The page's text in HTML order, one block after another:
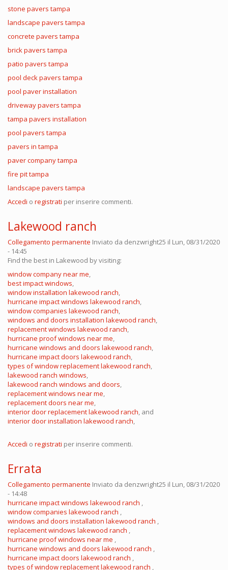
stone pavers tampa
landscape pavers tampa
concrete pavers tampa
brick pavers tampa
patio pavers tampa
pool deck pavers tampa
pool paver installation
driveway pavers tampa
tampa pavers installation
pool pavers tampa
pavers in tampa
paver company tampa
fire pit tampa
landscape pavers tampa
Accedi o registrati per inserire commenti.
Lakewood ranch
Collegamento permanente Inviato da denzwright25 il Lun, 08/31/2020
- 14:45
Find the best in Lakewood by visiting:
window company near me,
best impact windows,
window installation lakewood ranch,
hurricane impact windows lakewood ranch,
window companies lakewood ranch,
windows and doors installation lakewood ranch,
replacement windows lakewood ranch,
hurricane proof windows near me,
hurricane windows and doors lakewood ranch,
hurricane impact doors lakewood ranch,
types of window replacement lakewood ranch,
lakewood ranch windows,
lakewood ranch windows and doors,
replacement windows near me,
replacement doors near me,
interior door replacement lakewood ranch, and
interior door installation lakewood ranch,
Accedi o registrati per inserire commenti.
Errata
Collegamento permanente Inviato da denzwright25 il Lun, 08/31/2020
- 14:48
hurricane impact windows lakewood ranch ,
window companies lakewood ranch ,
windows and doors installation lakewood ranch ,
replacement windows lakewood ranch ,
hurricane proof windows near me ,
hurricane windows and doors lakewood ranch ,
hurricane impact doors lakewood ranch ,
types of window replacement lakewood ranch ,